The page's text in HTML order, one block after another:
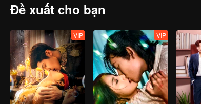
Đề xuất cho bạn
VIP VIP